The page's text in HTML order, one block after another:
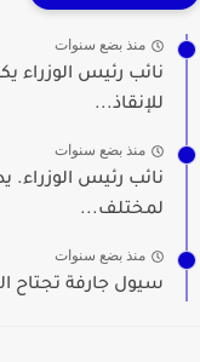
منذ بضع سنوات
نائب رئيس الوزراء
للإنقاذ...
منذ بضع سنوات
لمختلف...
منذ بضع سنوات
سيول جارفة تجتاح الحديدة. تخلف 30